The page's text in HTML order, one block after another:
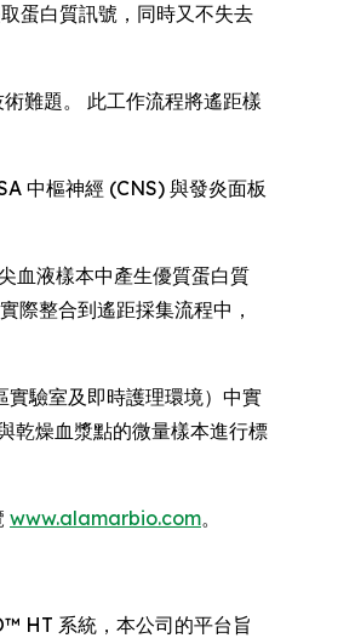
蛋白質訊號，同時又不失去
難題。 此工作流程將遙距樣
中樞神經 (CNS) 與發炎面板
血液樣本中產生優質蛋白質
際整合到遙距採集流程中，
驗室及即時護理環境）中實
乾燥血漿點的微量樣本進行標
www.alamarbio.com。
HT 系統，本公司的平台旨